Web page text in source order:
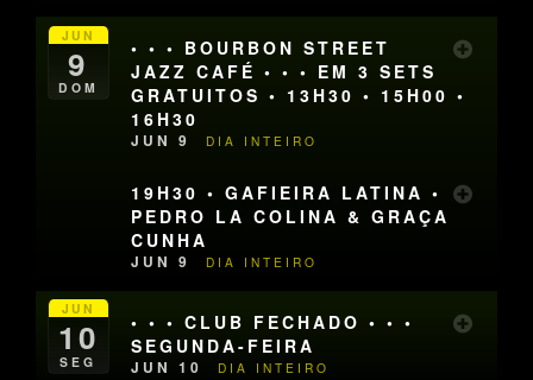
JUN
9
DOM
• • • BOURBON STREET
JAZZ CAFÉ • • • EM 3 SETS
GRATUITOS • 13H30 • 15H00 •
16H30
JUN 9 DIA INTEIRO
19H30 • GAFIEIRA LATINA •
PEDRO LA COLINA & GRAÇA
CUNHA
JUN 9 DIA INTEIRO
JUN
10
SEG
• • • CLUB FECHADO • • •
SEGUNDA-FEIRA
JUN 10 DIA INTEIRO